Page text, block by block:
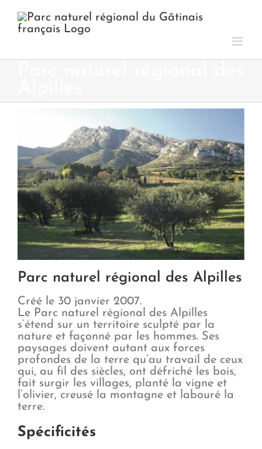
contenu
Parc naturel régional des Alpilles
Créé le 30 janvier 2007.
Le Parc naturel régional des Alpilles
s’étend sur un territoire sculpté par la
nature et façonné par les hommes. Ses
paysages doivent autant aux forces
profondes de la terre qu’au travail de ceux
qui, au fil des siècles, ont défriché les bois,
fait surgir les villages, planté la vigne et
l’olivier, creusé la montagne et labouré la
terre.
Spécificités